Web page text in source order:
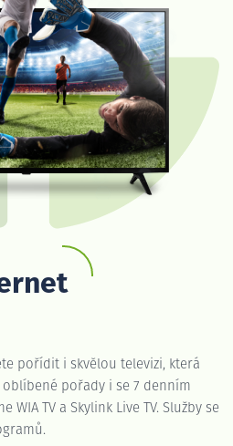
pořídit i skvělou televizi, která
pořady i se 7 denním
WIA TV a Skylink Live TV. Služby se